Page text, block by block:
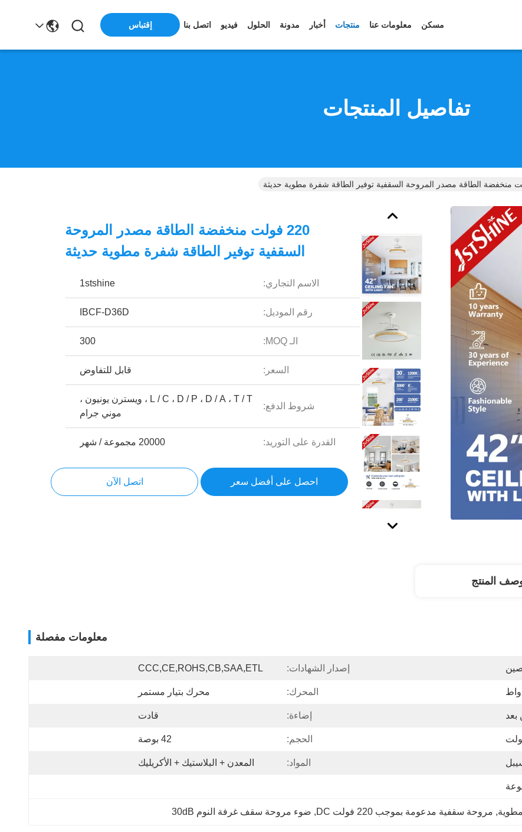
مسكن معلومات عنا منتجات أخبار مدونة الحلول فيديو اتصل بنا إقتباس
تفاصيل المنتجات
220 فولت منخفضة الطاقة مصدر المروحة
السقفية توفير الطاقة شفرة مطوية حديثة
الاسم التجاري: 1stshine
رقم الموديل: IBCF-D36D
الـ MOQ: 300
السعر: قابل للتفاوض
شروط الدفع:
L / C ، D / P ، D / A ، T / T ، ويسترن يونيون ،
موني جرام
القدرة على التوريد: 20000 مجموعة / شهر
احصل على أفضل سعر اتصل الآن
المنتج
معلومات مفصلة
إصدار الشهادات: CCC,CE,ROHS,CB,SAA,ETL
المحرك: محرك بتيار مستمر
بعد إضاءة: قادت
الحجم: 42 بوصة
المواد: المعدن + البلاستيك + الأكريليك
, مروحة سقفية مدعومة بموجب 220 فولت DC , ضوء مروحة سقف غرفة النوم 30dB